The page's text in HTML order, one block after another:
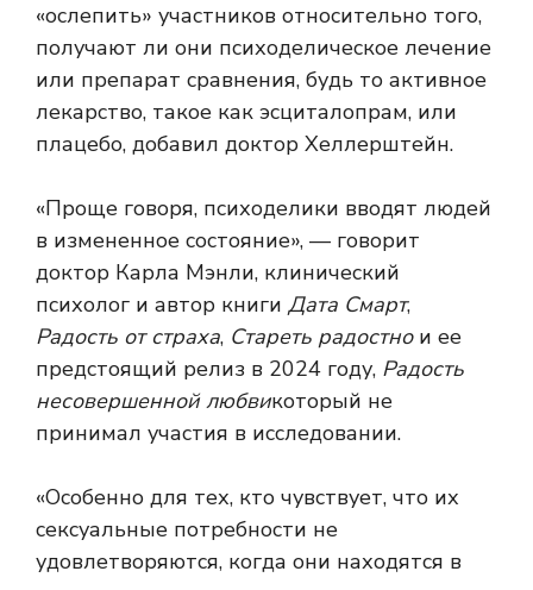
«ослепить» участников относительно того,
получают ли они психоделическое лечение
или препарат сравнения, будь то активное
лекарство, такое как эсциталопрам, или
плацебо, добавил доктор Хеллерштейн.
«Проще говоря, психоделики вводят людей
в измененное состояние», — говорит
доктор Карла Мэнли, клинический
психолог и автор книги Дата Смарт,
Радость от страха, Стареть радостнои ее
предстоящий релиз в 2024 году, Радость
несовершенной любвикоторый не
принимал участия в исследовании.
«Особенно для тех, кто чувствует, что их
сексуальные потребности не
удовлетворяются, когда они находятся в